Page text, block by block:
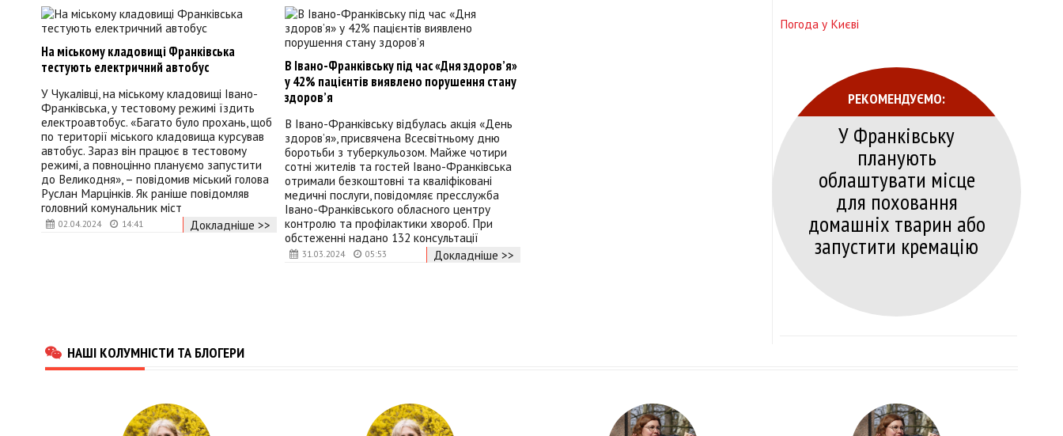
02.04.2024 14:41
На міському кладовищі Франківська
тестують електричний автобус
У Чукалівці, на міському кладовищі Івано-
Франківська, у тестовому режимі їздить
електроавтобус. «Багато було прохань, щоб
по території міського кладовища курсував
автобус. Зараз він працює в тестовому
режимі, а повноцінно плануємо запустити
до Великодня», – повідомив міський голова
Руслан Марцінків. Як раніше повідомляв
головний комунальник міст
Докладніше >>
31.03.2024 05:53
В Івано-Франківську під час «Дня здоров’я»
у 42% пацієнтів виявлено порушення стану
здоров’я
В Івано-Франківську відбулась акція «День
здоровʼя», присвячена Всесвітньому дню
боротьби з туберкульозом. Майже чотири
сотні жителів та гостей Івано-Франківська
отримали безкоштовні та кваліфіковані
медичні послуги, повідомляє пресслужба
Івано-Франківського обласного центру
контролю та профілактики хвороб. При
обстеженні надано 132 консультації
Докладніше >>
Погода у Києві
РЕКОМЕНДУЄМО:
У Франківську
планують
облаштувати місце
для поховання
домашніх тварин або
запустити кремацію
НАШІ КОЛУМНІСТИ ТА БЛОГЕРИ